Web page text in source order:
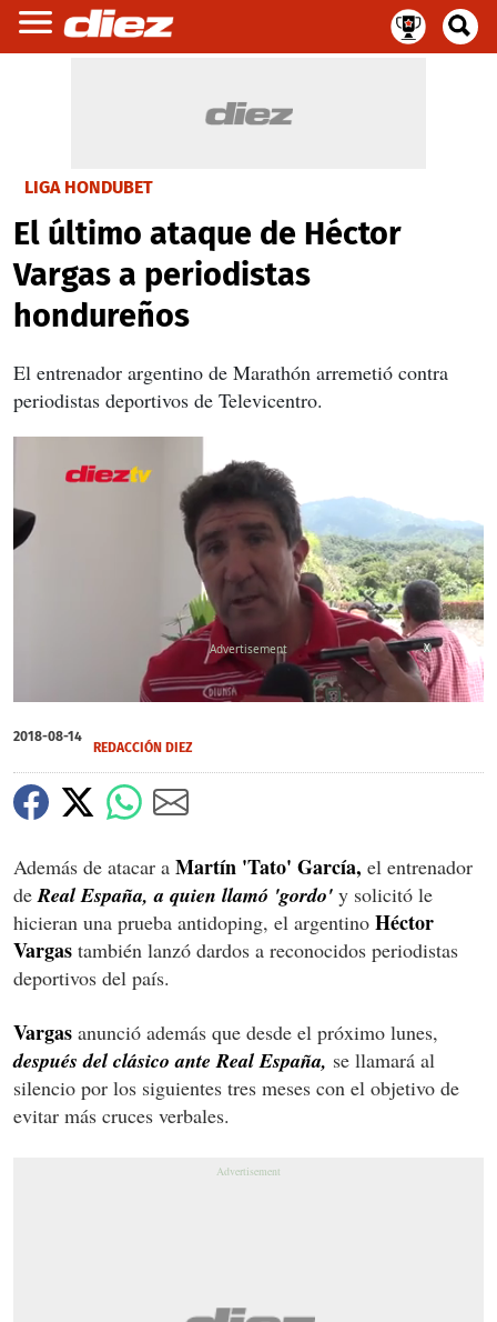
LIGA HONDUBET
El último ataque de Héctor
Vargas a periodistas
hondureños
El entrenador argentino de Marathón arremetió contra
periodistas deportivos de Televicentro.
seconds
of
seconds
X
2018-08-14
REDACCIÓN DIEZ
Además de atacar a Martín 'Tato' García, el entrenador
de Real España, a quien llamó 'gordo' y solicitó le
hicieran una prueba antidoping, el argentino Héctor
Vargas también lanzó dardos a reconocidos periodistas
deportivos del país.
Vargas anunció además que desde el próximo lunes,
después del clásico ante Real España, se llamará al
silencio por los siguientes tres meses con el objetivo de
evitar más cruces verbales.